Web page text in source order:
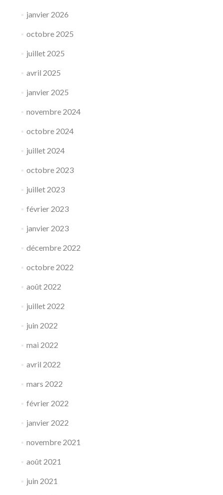
janvier 2026
octobre 2025
juillet 2025
avril 2025
janvier 2025
novembre 2024
octobre 2024
juillet 2024
octobre 2023
juillet 2023
février 2023
janvier 2023
décembre 2022
octobre 2022
août 2022
juillet 2022
juin 2022
mai 2022
avril 2022
mars 2022
février 2022
janvier 2022
novembre 2021
août 2021
juin 2021